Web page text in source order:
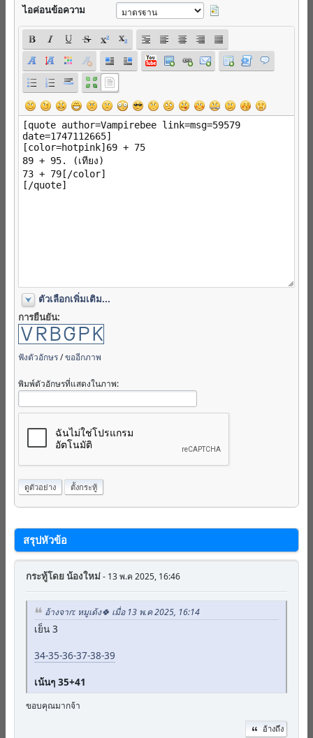
ไอค่อนข้อความ
ตัวเลือกเพิ่มเติม...
การยืนยัน:
ฟังตัวอักษร/ขออีกภาพ
พิมพ์ตัวอักษรที่แสดงในภาพ:
สรุปหัวข้อ
กระทู้โดยน้องใหม่- 13 พ.ค 2025, 16:46
อ้างจาก: หมูเด้ง🍀 เมื่อ 13 พ.ค 2025, 16:14
เย็น 3
34-35-36-37-38-39
เน้นๆ 35+41
ขอบคุณมากจ้า
อ้างถึง